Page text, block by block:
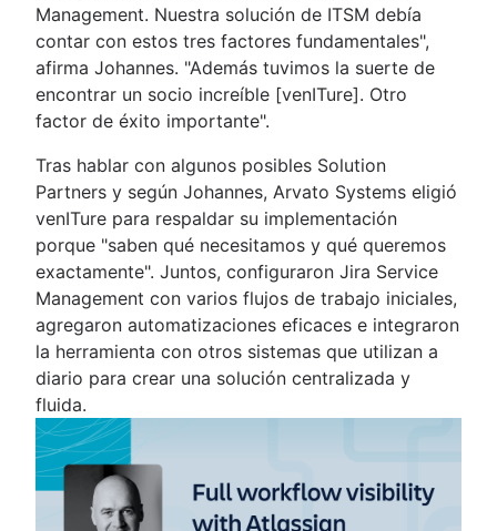
Management. Nuestra solución de ITSM debía
contar con estos tres factores fundamentales",
afirma Johannes. "Además tuvimos la suerte de
encontrar un socio increíble [venITure]. Otro
factor de éxito importante".
Tras hablar con algunos posibles Solution
Partners y según Johannes, Arvato Systems eligió
venITure para respaldar su implementación
porque "saben qué necesitamos y qué queremos
exactamente". Juntos, configuraron Jira Service
Management con varios flujos de trabajo iniciales,
agregaron automatizaciones eficaces e integraron
la herramienta con otros sistemas que utilizan a
diario para crear una solución centralizada y
fluida.